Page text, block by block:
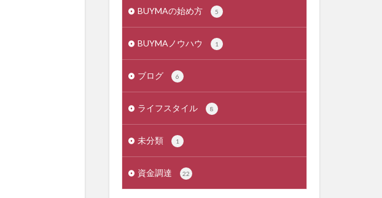
BUYMAの始め方 5
BUYMAノウハウ 1
ブログ 6
ライフスタイル 8
未分類 1
資金調達 22